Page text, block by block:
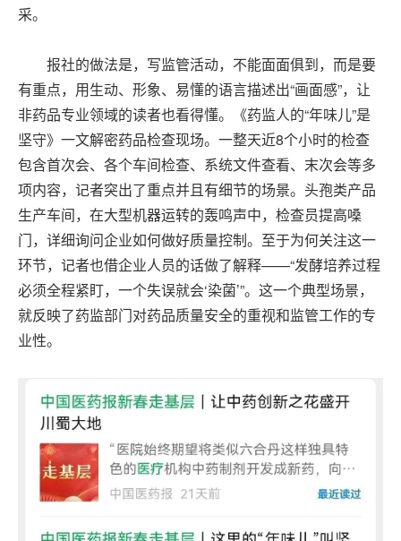
采。
报社的做法是，写监管活动，不能面面俱到，而是要
有重点，用生动、形象、易懂的语言描述出“画面感”，让
非药品专业领域的读者也看得懂。《药监人的“年味儿”是
坚守》一文解密药品检查现场。一整天近8个小时的检查
包含首次会、各个车间检查、系统文件查看、末次会等多
项内容，记者突出了重点并且有细节的场景。头孢类产品
生产车间，在大型机器运转的轰鸣声中，检查员提高嗓
门，详细询问企业如何做好质量控制。至于为何关注这一
环节，记者也借企业人员的话做了解释——“发酵培养过程
必须全程紧盯，一个失误就会‘染菌’”。这一个典型场景，
就反映了药监部门对药品质量安全的重视和监管工作的专
业性。